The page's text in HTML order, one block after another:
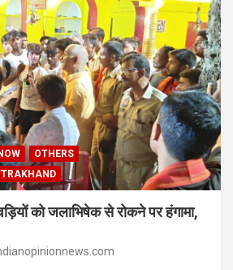
OTHERS
को जलाभिषेक से रोकने पर हंगामा,